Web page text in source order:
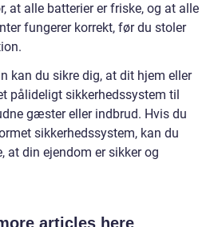
at alle batterier er friske, og at alle
fungerer korrekt, før du stoler
kan du sikre dig, at dit hjem eller
pålideligt sikkerhedssystem til
gæster eller indbrud. Hvis du
sikkerhedssystem, kan du
at din ejendom er sikker og
articles here